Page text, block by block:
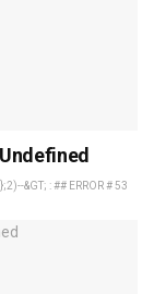
&GT; : ## ERROR # 53